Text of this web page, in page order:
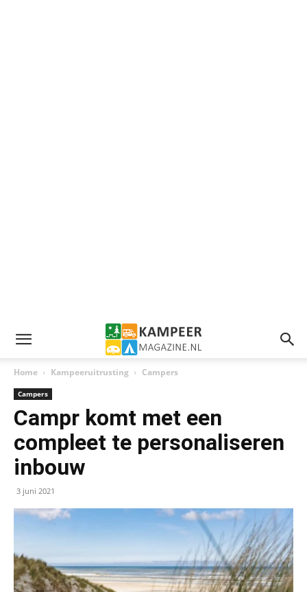
Home Kampeeruitrusting Campers
Campers
Campr komt met een
compleet te personaliseren
inbouw
3 juni 2021